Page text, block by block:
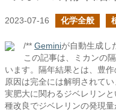
2023-07-16 化学全般
/** Geminiが自動生成し
この記事は、ミカンの
います。隔年結果とは、豊
原因は完全には解明されて
実肥大に関わるジベレリン
種改良でジベレリンの発現